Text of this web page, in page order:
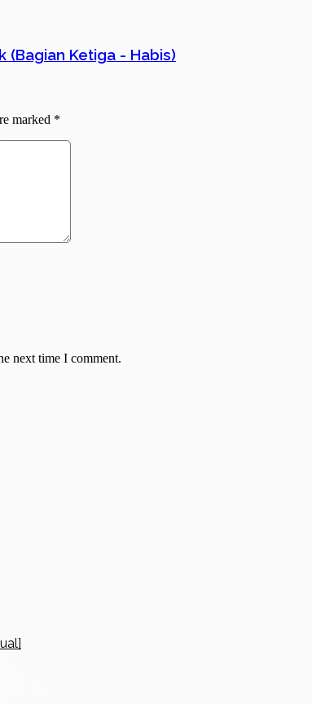
(Bagian Ketiga - Habis)
marked *
next time I comment.